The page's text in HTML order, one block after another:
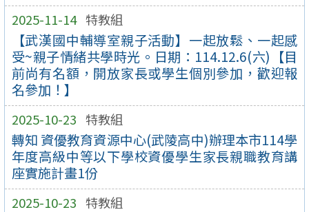
2025-11-14 特教組
【武漢國中輔導室親子活動】一起放鬆、一起感
受~親子情緒共學時光。日期：114.12.6(六)【目
前尚有名額，開放家長或學生個別參加，歡迎報
名參加！】
2025-10-23 特教組
轉知 資優教育資源中心(武陵高中)辦理本市114學
年度高級中等以下學校資優學生家長親職教育講
座實施計畫1份
2025-10-23 特教組